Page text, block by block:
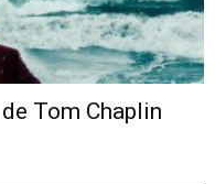
Tom Chaplin